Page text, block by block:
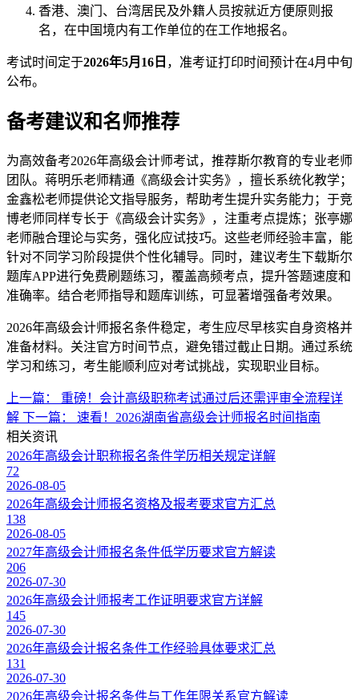
香港、澳门、台湾居民及外籍人员按就近方便原则报
名，在中国境内有工作单位的在工作地报名。
考试时间定于2026年5月16日 ，准考证打印时间预计在4月中旬
公布。
备考建议和名师推荐
为高效备考2026年高级会计师考试，推荐斯尔教育的专业老师
团队。蒋明乐老师精通《高级会计实务》，擅长系统化教学；
金鑫松老师提供论文指导服务，帮助考生提升实务能力；于竞
博老师同样专长于《高级会计实务》，注重考点提炼；张亭娜
老师融合理论与实务，强化应试技巧。这些老师经验丰富，能
针对不同学习阶段提供个性化辅导。同时，建议考生下载斯尔
题库APP进行免费刷题练习，覆盖高频考点，提升答题速度和
准确率。结合老师指导和题库训练，可显著增强备考效果。
2026年高级会计师报名条件稳定，考生应尽早核实自身资格并
准备材料。关注官方时间节点，避免错过截止日期。通过系统
学习和练习，考生能顺利应对考试挑战，实现职业目标。
上一篇： 重磅！会计高级职称考试通过后还需评审全流程详
解 下一篇： 速看！2026湖南省高级会计师报名时间指南
相关资讯
2026年高级会计职称报名条件学历相关规定详解
72
2026-08-05
2026年高级会计师报名资格及报考要求官方汇总
138
2026-08-05
2027年高级会计师报名条件低学历要求官方解读
206
2026-07-30
2026年高级会计师报考工作证明要求官方详解
145
2026-07-30
2026年高级会计报名条件工作经验具体要求汇总
131
2026-07-30
2026年高级会计报名条件与工作年限关系官方解读